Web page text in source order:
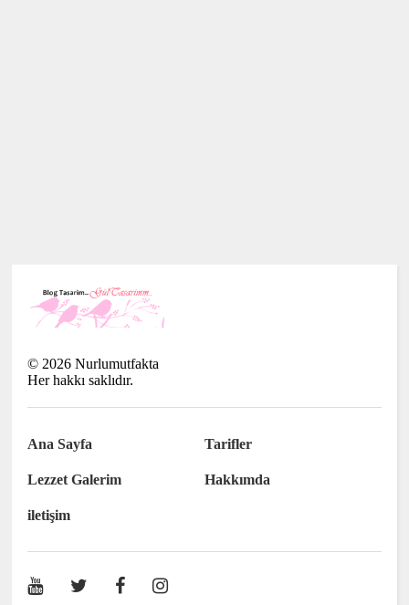
© 2026 Nurlumutfakta
Her hakkı saklıdır.
Ana Sayfa Tarifler
Lezzet Galerim Hakkımda
iletişim